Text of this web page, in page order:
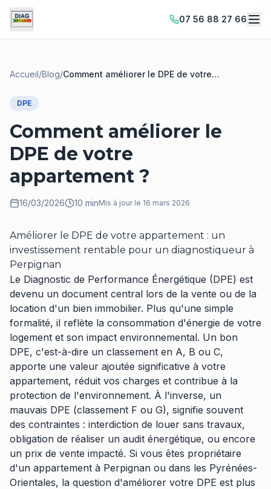
07 56 88 27 66
Accueil/Blog/Comment améliorer le DPE de votre
DPE
Comment améliorer le
DPE de votre
appartement ?
16/03/2026 10 minMis à jour le 16 mars 2026
Améliorer le DPE de votre appartement : un
investissement rentable pour un diagnostiqueur à
Perpignan
Le Diagnostic de Performance Énergétique (DPE) est
devenu un document central lors de la vente ou de la
location d'un bien immobilier. Plus qu'une simple
formalité, il reflète la consommation d'énergie de votre
logement et son impact environnemental. Un bon
DPE, c'est-à-dire un classement en A, B ou C,
apporte une valeur ajoutée significative à votre
appartement, réduit vos charges et contribue à la
protection de l'environnement. À l'inverse, un
mauvais DPE (classement F ou G), signifie souvent
des contraintes : interdiction de louer sans travaux,
obligation de réaliser un audit énergétique, ou encore
un prix de vente impacté. Si vous êtes propriétaire
d'un appartement à Perpignan ou dans les Pyrénées-
Orientales, la question d'améliorer votre DPE est plus